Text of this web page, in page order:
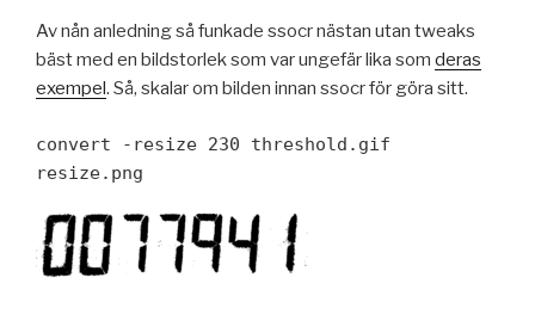
Av nån anledning så funkade ssocr nästan utan tweaks
bäst med en bildstorlek som var ungefär lika som deras
exempel. Så, skalar om bilden innan ssocr för göra sitt.
convert -resize 230 threshold.gif
resize.png